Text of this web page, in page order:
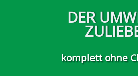
DER
komplett ohne